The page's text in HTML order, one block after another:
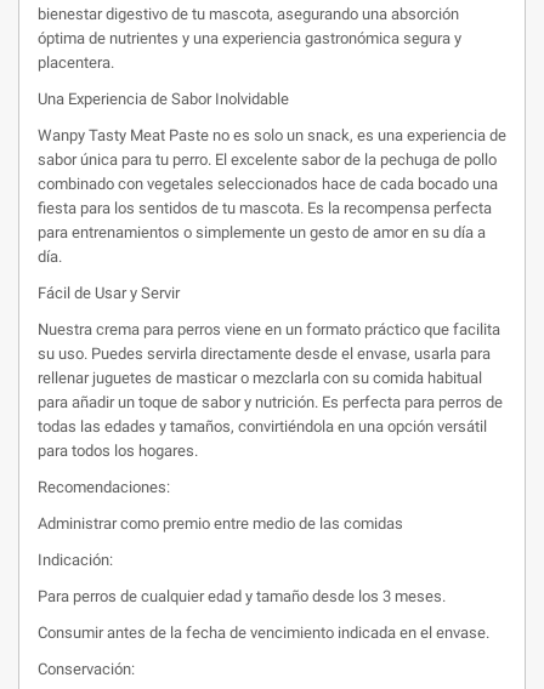
bienestar digestivo de tu mascota, asegurando una absorción
óptima de nutrientes y una experiencia gastronómica segura y
placentera.
Una Experiencia de Sabor Inolvidable
Wanpy Tasty Meat Paste no es solo un snack, es una experiencia de
sabor única para tu perro. El excelente sabor de la pechuga de pollo
combinado con vegetales seleccionados hace de cada bocado una
fiesta para los sentidos de tu mascota. Es la recompensa perfecta
para entrenamientos o simplemente un gesto de amor en su día a
día.
Fácil de Usar y Servir
Nuestra crema para perros viene en un formato práctico que facilita
su uso. Puedes servirla directamente desde el envase, usarla para
rellenar juguetes de masticar o mezclarla con su comida habitual
para añadir un toque de sabor y nutrición. Es perfecta para perros de
todas las edades y tamaños, convirtiéndola en una opción versátil
para todos los hogares.
Recomendaciones:
Administrar como premio entre medio de las comidas
Indicación:
Para perros de cualquier edad y tamaño desde los 3 meses.
Consumir antes de la fecha de vencimiento indicada en el envase.
Conservación: